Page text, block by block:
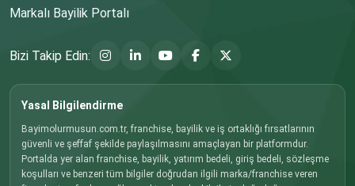
Markalı Bayilik Portalı
Bizi Takip Edin:
Yasal Bilgilendirme
Bayimolurmusun.com.tr, franchise, bayilik ve iş ortaklığı fırsatlarının
güvenli ve şeffaf şekilde paylaşılmasını amaçlayan bir platformdur.
Portalda yer alan franchise, bayilik, yatırım bedeli, giriş bedeli, sözleşme
koşulları ve benzeri tüm bilgiler doğrudan ilgili marka/franchise veren